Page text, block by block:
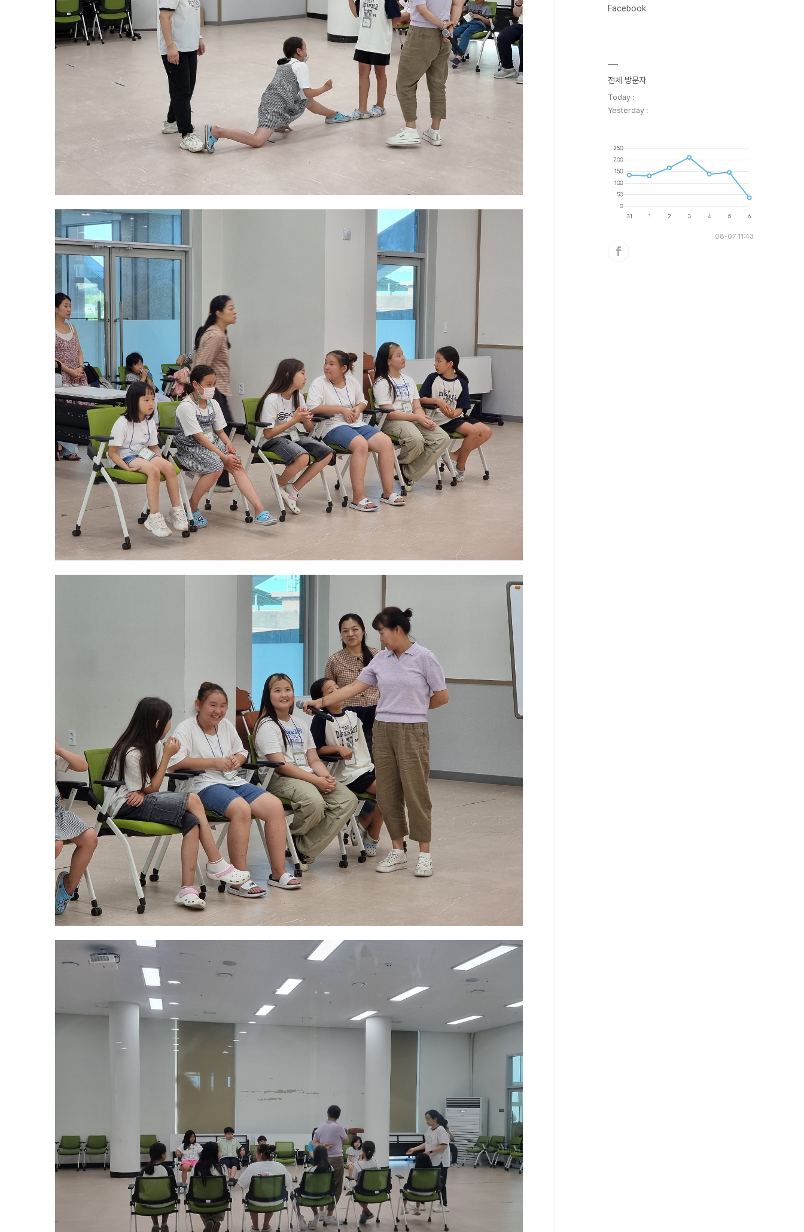
Facebook
전체 방문자
Today :
Yesterday :
08-07 11:43